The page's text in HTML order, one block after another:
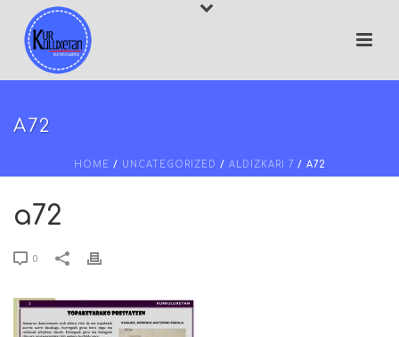
A72
HOME / UNCATEGORIZED / ALDIZKARI 7 / A72
a72
0